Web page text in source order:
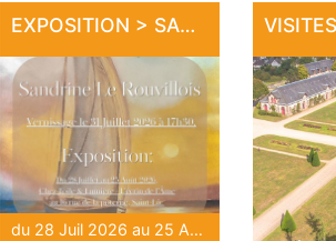
EXPOSITION > SANDRINE LE ROUVILLOIS
du 28 Juil 2026 au 25 Août 2026